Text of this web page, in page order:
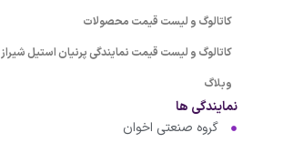
کاتالوگ و لیست قیمت محصولات
کاتالوگ و لیست قیمت نمایندگی پرنیان استیل شیراز
وبلاگ
نمایندگی ها
گروه صنعتی اخوان